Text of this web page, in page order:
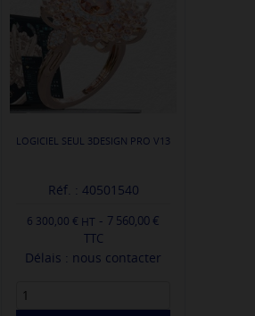
LOGICIEL SEUL 3DESIGN PRO V13
Réf. : 40501540
6 300,00 € - 7 560,00 €
TTC
Délais : nous contacter